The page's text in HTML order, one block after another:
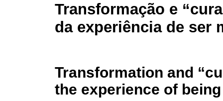
Transformação e
da experiência de ser
Transformation and
the experience of